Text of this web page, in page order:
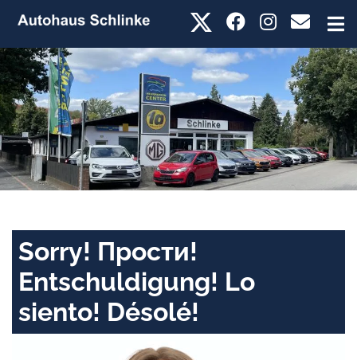
Sorry! Прости!
Entschuldigung! Lo
siento! Désolé!